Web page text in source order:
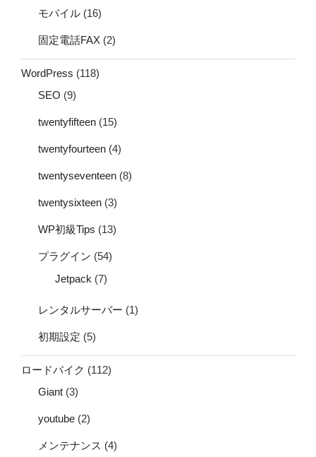
モバイル (16)
固定電話FAX (2)
WordPress (118)
SEO (9)
twentyfifteen (15)
twentyfourteen (4)
twentyseventeen (8)
twentysixteen (3)
WP初級Tips (13)
プラグイン (54)
Jetpack (7)
レンタルサーバー (1)
初期設定 (5)
ロードバイク (112)
Giant (3)
youtube (2)
メンテナンス (4)